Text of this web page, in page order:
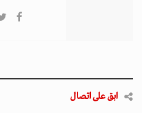
ابق على اتصال